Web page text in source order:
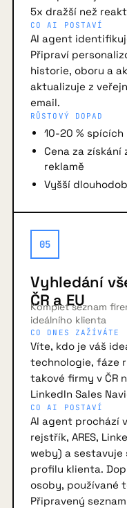
5x dražší než
CO AI POSTAVÍ
AI agent
Připraví
historie, oboru a
aktualizuje z
email.
RŮSTOVÝ DOPAD
10-20 %
Cena za
reklamě
Vyšší
05
Vyhledání
ČR a EU
Komplet seznam
ideálního klienta
CO DNES ZAŽÍVÁTE
Víte, kdo je váš
technologie, fáze
takové firmy v ČR
LinkedIn Sales
CO AI POSTAVÍ
AI agent prochází
rejstřík, ARES,
weby) a sestavuje
profilu klienta.
osoby, používané
Připravený